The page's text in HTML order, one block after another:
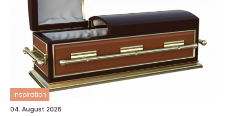
inspiration
04. August 2026